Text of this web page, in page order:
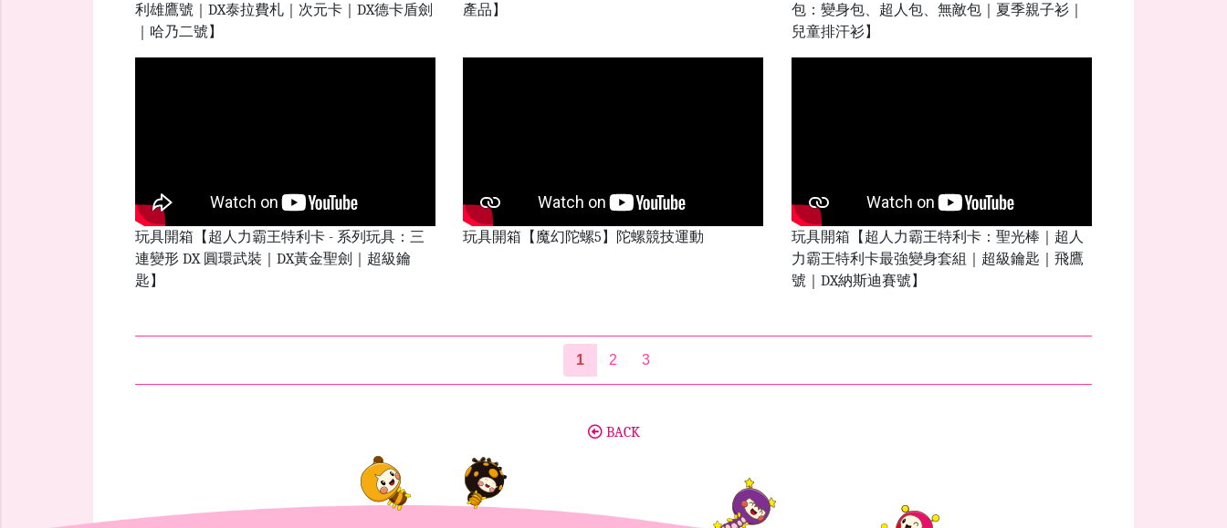
利雄鷹號｜DX泰拉費札｜次元卡｜DX德卡盾劍
｜哈乃二號】
產品】
包：變身包、超人包、無敵包｜夏季親子衫｜
兒童排汗衫】
玩具開箱【超人力霸王特利卡 - 系列玩具：三
連變形 DX 圓環武裝｜DX黃金聖劍｜超級鑰
匙】
玩具開箱【魔幻陀螺5】陀螺競技運動
玩具開箱【超人力霸王特利卡：聖光棒｜超人
力霸王特利卡最強變身套組｜超級鑰匙｜飛鷹
號｜DX納斯迪賽號】
1 2 3
BACK